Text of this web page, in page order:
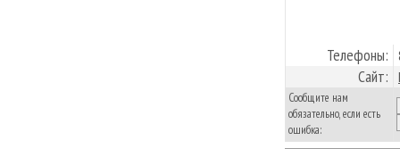
Телефоны:
Сайт:
Сообщите нам
обязательно, если есть
ошибка: